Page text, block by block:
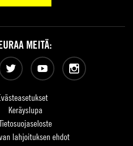
Keräyslupa
lahjoituksen ehdot
MEITÄ:
YouTubeInstagram